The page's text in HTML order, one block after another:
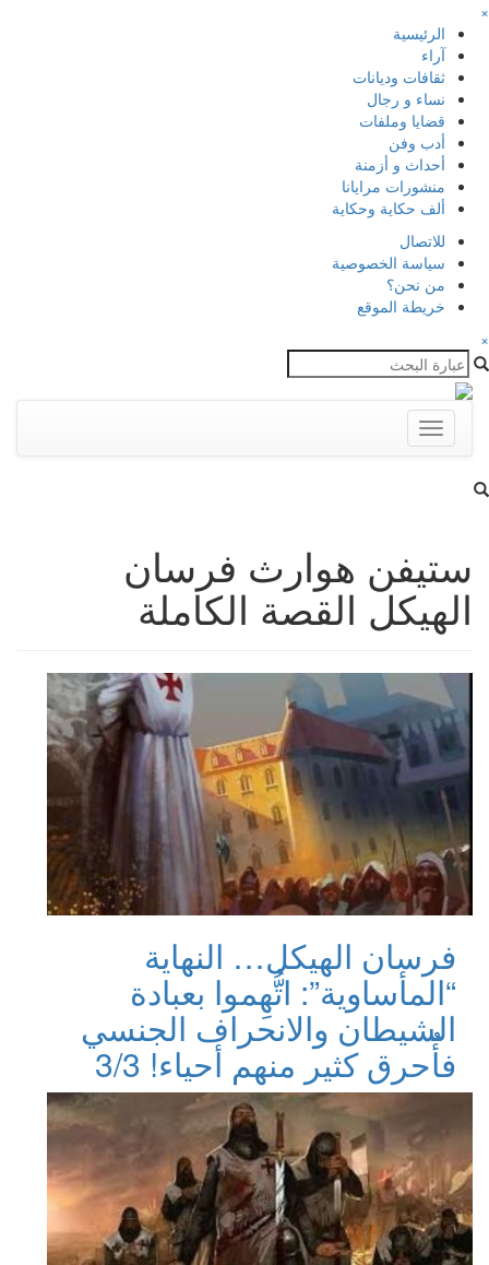
×
الرئيسية
آراء
ثقافات وديانات
نساء و رجال
قضايا وملفات
أدب وفن
أحداث و أزمنة
منشورات مرايانا
ألف حكاية وحكاية
للاتصال
سياسة الخصوصية
من نحن؟
خريطة الموقع
×
Toggle
navigation
ستيفن هوارث فرسان
الهيكل القصة الكاملة
فرسان الهيكل… النهاية
“المأساوية”: اتُّهِموا بعبادة
الشيطان والانحراف الجنسي
فأُحرق كثير منهم أحياء! 3/3